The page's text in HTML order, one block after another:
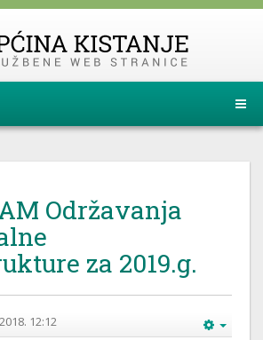
Održavanja
za 2019.g.
12:12